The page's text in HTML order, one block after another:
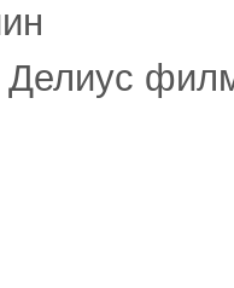
Делиус